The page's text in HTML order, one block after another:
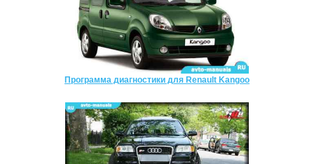
Программа диагностики для Renault Kangoo